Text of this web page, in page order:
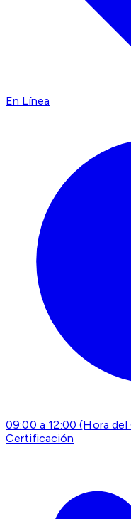
En Línea
09:00 a 12:00 (Hora
Certificación